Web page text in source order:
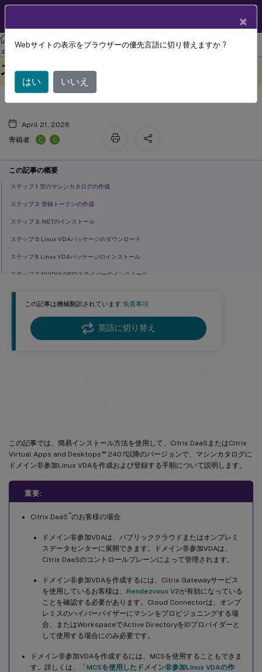
リナックス バーチャル デリバリー エージェント
Linux仮想配信エージ
ェント 2411
この記事は機械翻訳されています.免責事項
英語に切り替え
この記事では、簡易インストール方法を使用して、Citrix DaaSまたはCitrix
Virtual Apps and Desktops ™2407以降のバージョンで、マシンカタログに
ドメイン非参加Linux VDAを作成および登録する手順について説明します。
重要:
Citrix DaaS ™のお客様の場合:
ドメイン非参加VDAは、パブリッククラウドまたはオンプレミ
スデータセンターに展開できます。ドメイン非参加VDAは、
Citrix DaaSのコントロールプレーンによって管理されます。
ドメイン非参加VDAを作成するには、Citrix Gatewayサービス
を使用しているお客様は、 Rendezvous V2が有効になっている
ことを確認する必要があります。Cloud Connectorは、オンプ
レミスのハイパーバイザーにマシンをプロビジョニングする場
合、またはWorkspaceでActive DirectoryをIDプロバイダーと
して使用する場合にのみ必要です。
ドメイン非参加VDAを作成するには、MCSを使用することもできま
す。詳しくは、「MCSを使用したドメイン非参加Linux VDAの作
翻訳されています。
ドメイン非参加Linux VDAを簡易イン
ストールで作成する (プレビュー)
April 21, 2026
寄稿者:
C C
この記事の概要
ステップ 1: 空のマシンカタログの作成
ステップ 2: 登録トークンの作成
ステップ 3: .NETのインストール
ステップ 5: Linux VDAパッケージのダウンロード
ステップ 6: Linux VDAパッケージのインストール
ステップ 7: NVIDIA GRIDドライバーのインストール
ステップ 8: 使用するデータベースの指定
ステップ 9: 簡易インストールスクリプトを実行して環境とVDAを構成し、インストールを完了
ctxinstall.sh
ローカルアカウントマッピングの有効化
×
Webサイトの表示をブラウザーの優先言語に切り替えますか ?
はい いいえ